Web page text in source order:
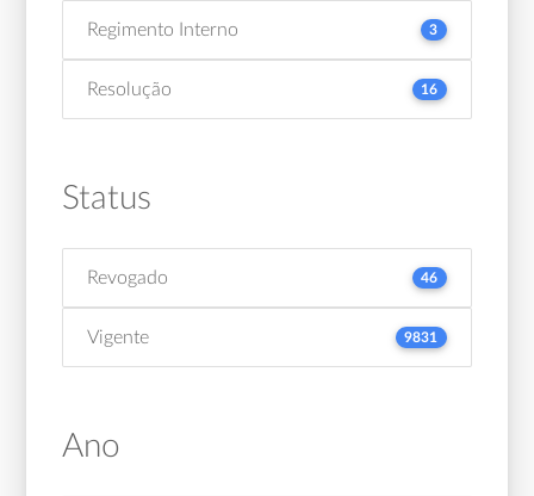
Regimento Interno 3
Resolução 16
Status
Revogado 46
Vigente 9831
Ano